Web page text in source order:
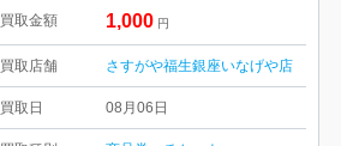
買取金額 1,000 円
買取店舗 さすがや福生銀座いなげや店
買取日 08月06日